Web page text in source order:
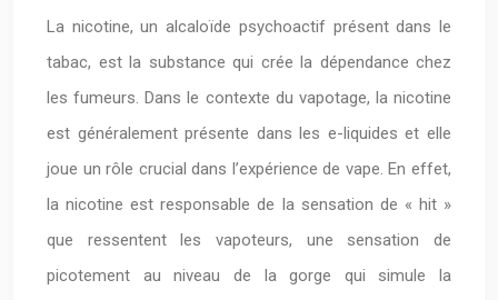
La nicotine, un alcaloïde psychoactif présent dans le
tabac, est la substance qui crée la dépendance chez
les fumeurs. Dans le contexte du vapotage, la nicotine
est généralement présente dans les e-liquides et elle
joue un rôle crucial dans l’expérience de vape. En effet,
la nicotine est responsable de la sensation de « hit »
que ressentent les vapoteurs, une sensation de
picotement au niveau de la gorge qui simule la